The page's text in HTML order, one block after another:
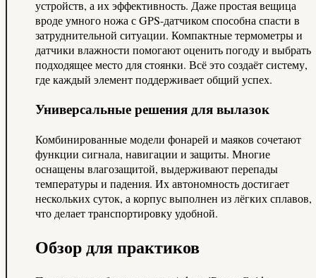
устройств, а их эффективность. Даже простая вещица
вроде умного ножа с GPS-датчиком способна спасти в
затруднительной ситуации. Компактные термометры и
датчики влажности помогают оценить погоду и выбрать
подходящее место для стоянки. Всё это создаёт систему,
где каждый элемент поддерживает общий успех.
Универсальные решения для вылазок
Комбинированные модели фонарей и маяков сочетают
функции сигнала, навигации и защиты. Многие
оснащены влагозащитой, выдерживают перепады
температуры и падения. Их автономность достигает
нескольких суток, а корпус выполнен из лёгких сплавов,
что делает транспортировку удобной.
Обзор для практиков